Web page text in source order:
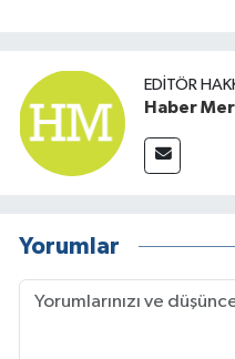
EDITÖR
Haber
Yorumlar